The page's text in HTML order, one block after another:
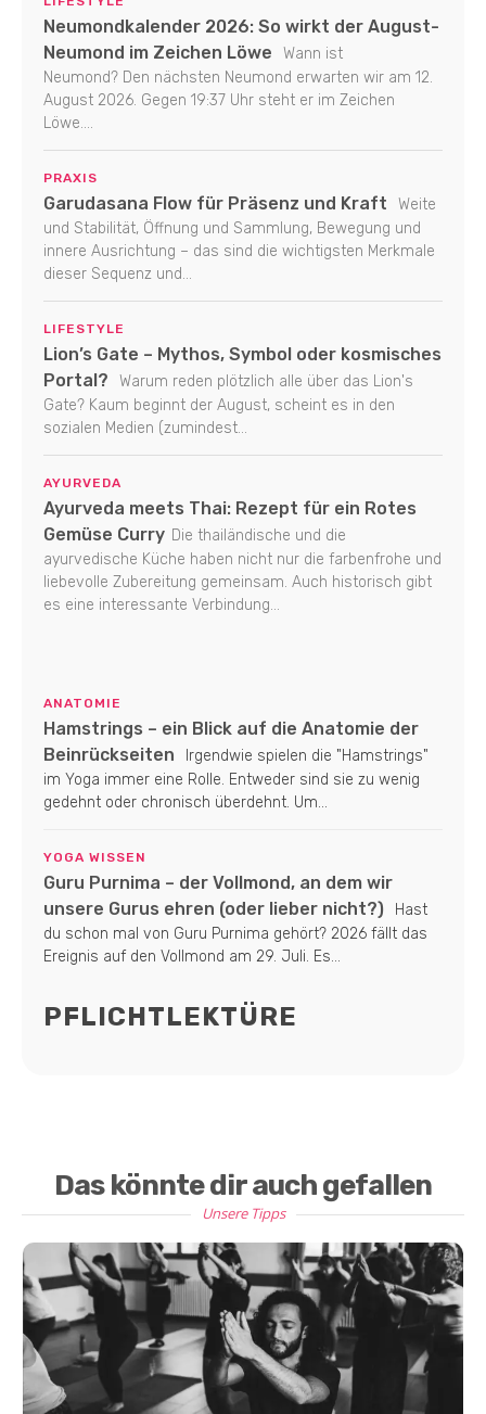
Neumondkalender 2026: So wirkt der August-
Neumond im Zeichen Löwe
Wann ist
Neumond? Den nächsten Neumond erwarten wir am 12.
August 2026. Gegen 19:37 Uhr steht er im Zeichen
Löwe....
PRAXIS
Garudasana Flow für Präsenz und Kraft
Weite
und Stabilität, Öffnung und Sammlung, Bewegung und
innere Ausrichtung – das sind die wichtigsten Merkmale
dieser Sequenz und...
LIFESTYLE
Lion’s Gate – Mythos, Symbol oder kosmisches
Portal?
Warum reden plötzlich alle über das Lion's
Gate? Kaum beginnt der August, scheint es in den
sozialen Medien (zumindest...
AYURVEDA
Ayurveda meets Thai: Rezept für ein Rotes
Gemüse Curry Die thailändische und die
ayurvedische Küche haben nicht nur die farbenfrohe und
liebevolle Zubereitung gemeinsam. Auch historisch gibt
es eine interessante Verbindung...
ANATOMIE
Hamstrings – ein Blick auf die Anatomie der
Beinrückseiten
Irgendwie spielen die "Hamstrings"
im Yoga immer eine Rolle. Entweder sind sie zu wenig
gedehnt oder chronisch überdehnt. Um...
YOGA WISSEN
Guru Purnima – der Vollmond, an dem wir
unsere Gurus ehren (oder lieber nicht?)
Hast
du schon mal von Guru Purnima gehört? 2026 fällt das
Ereignis auf den Vollmond am 29. Juli. Es...
PFLICHTLEKTÜRE
Das könnte dir auch gefallen
Unsere Tipps